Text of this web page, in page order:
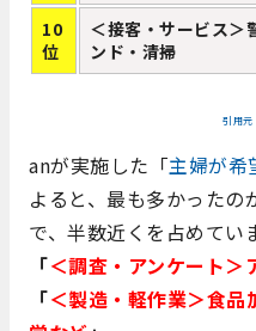
10
位
＜接客・サービス＞
ンド・清掃
引用
anが実施した「主婦が希
よると、最も多かったの
で、半数近くを占めてい
「＜調査・アンケート＞
「＜製造・軽作業＞食